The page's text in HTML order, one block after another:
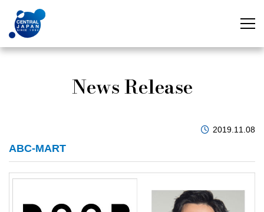
News Release
2019.11.08
ABC-MART